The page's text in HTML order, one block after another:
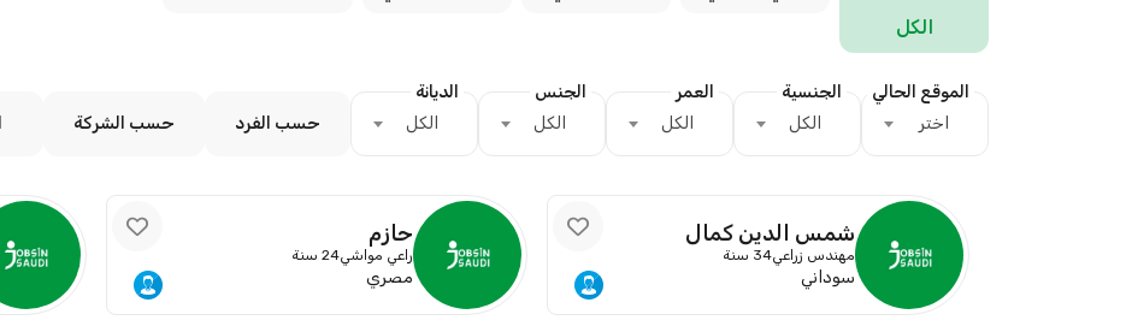
الكل
الموقع الحالي
اختر
الجنسية
الكل
العمر
الكل
الجنس
الكل
الديانة
الكل
حسب الفرد حسب الشركة
شمس الدين كمال
مهندس زراعي34 سنة
سوداني
حازم
راعي مواشي24 سنة
مصري